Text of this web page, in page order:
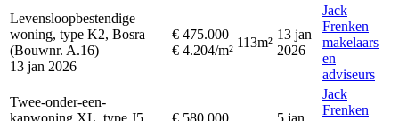
Levensloopbestendige
woning, type K2, Bosra
(Bouwnr. A.16)
13 jan 2026
€ 475.000
€ 4.204/m²
113m²
13 jan
2026
Jack
Frenken
makelaars
en
adviseurs
Twee-onder-een-
Jack
Frenken